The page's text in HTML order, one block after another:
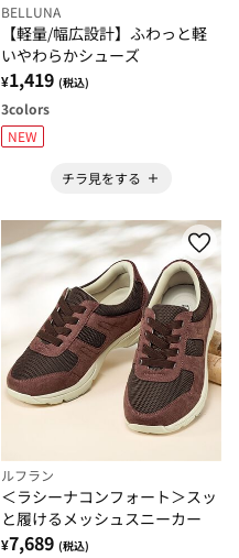
BELLUNA
【軽量/幅広設計】ふわっと軽
いやわらかシューズ
¥1,419 (税込)
3colors
NEW
チラ見をする
ルフラン
＜ラシーナコンフォート＞スッ
と履けるメッシュスニーカー
¥7,689 (税込)